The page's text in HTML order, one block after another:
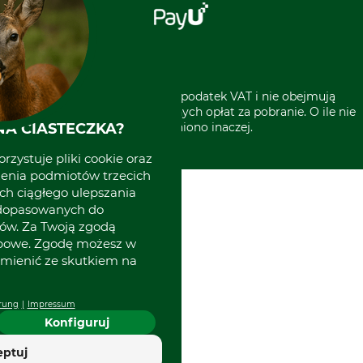
Odstąpienie od zamówienia
Kontakt
Grube w Europie
* Wszystkie ceny zawierają podatek VAT i nie obejmują
kosztów wysyłki lub ewentualnych opłat za pobranie. O ile nie
wyszczególniono inaczej.
CIASTECZKA?
pliki cookie oraz
podmiotów trzecich
ciągłego ulepszania
do
Za Twoją zgodą
Zgodę możesz w
ze skutkiem na
Impressum
Konfiguruj